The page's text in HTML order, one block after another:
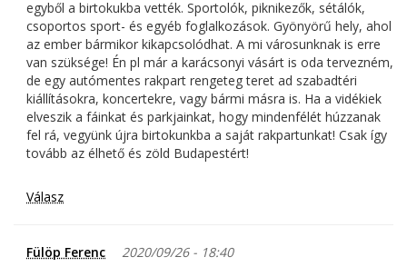
egyből a birtokukba vették. Sportolók, piknikezők, sétálók,
csoportos sport- és egyéb foglalkozások. Gyönyörű hely, ahol
az ember bármikor kikapcsolódhat. A mi városunknak is erre
van szüksége! Én pl már a karácsonyi vásárt is oda tervezném,
de egy autómentes rakpart rengeteg teret ad szabadtéri
kiállításokra, koncertekre, vagy bármi másra is. Ha a vidékiek
elveszik a fáinkat és parkjainkat, hogy mindenfélét húzzanak
fel rá, vegyünk újra birtokunkba a saját rakpartunkat! Csak így
tovább az élhető és zöld Budapestért!
Válasz
Fülöp Ferenc
2020/09/26 - 18:40